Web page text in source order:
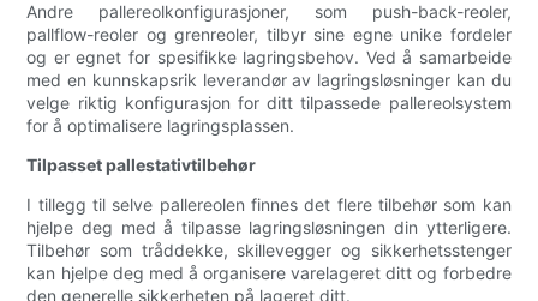
Andre pallereolkonfigurasjoner, som push-back-reoler,
pallflow-reoler og grenreoler, tilbyr sine egne unike fordeler
og er egnet for spesifikke lagringsbehov. Ved å samarbeide
med en kunnskapsrik leverandør av lagringsløsninger kan du
velge riktig konfigurasjon for ditt tilpassede pallereolsystem
for å optimalisere lagringsplassen.
Tilpasset pallestativtilbehør
I tillegg til selve pallereolen finnes det flere tilbehør som kan
hjelpe deg med å tilpasse lagringsløsningen din ytterligere.
Tilbehør som tråddekke, skillevegger og sikkerhetsstenger
kan hjelpe deg med å organisere varelageret ditt og forbedre
den generelle sikkerheten på lageret ditt.